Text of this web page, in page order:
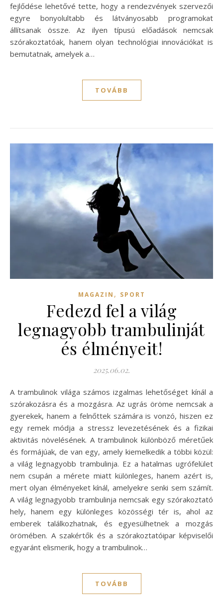
fejlődése lehetővé tette, hogy a rendezvények szervezői
egyre bonyolultabb és látványosabb programokat
állítsanak össze. Az ilyen típusú előadások nemcsak
szórakoztatóak, hanem olyan technológiai innovációkat is
bemutatnak, amelyek a…
TOVÁBB
MAGAZIN , SPORT
Fedezd fel a világ
legnagyobb trambulinját
és élményeit!
2025.06.02.
A trambulinok világa számos izgalmas lehetőséget kínál a
szórakozásra és a mozgásra. Az ugrás öröme nemcsak a
gyerekek, hanem a felnőttek számára is vonzó, hiszen ez
egy remek módja a stressz levezetésének és a fizikai
aktivitás növelésének. A trambulinok különböző méretűek
és formájúak, de van egy, amely kiemelkedik a többi közül:
a világ legnagyobb trambulinja. Ez a hatalmas ugrófelület
nem csupán a mérete miatt különleges, hanem azért is,
mert olyan élményeket kínál, amelyekre senki sem számít.
A világ legnagyobb trambulinja nemcsak egy szórakoztató
hely, hanem egy különleges közösségi tér is, ahol az
emberek találkozhatnak, és egyesülhetnek a mozgás
örömében. A szakértők és a szórakoztatóipar képviselői
egyaránt elismerik, hogy a trambulinok…
TOVÁBB